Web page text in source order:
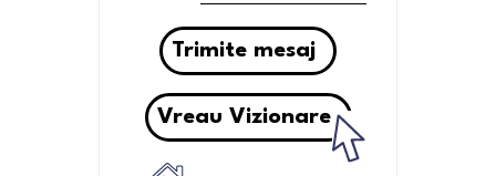
Trimite mesaj
Vreau Vizionare